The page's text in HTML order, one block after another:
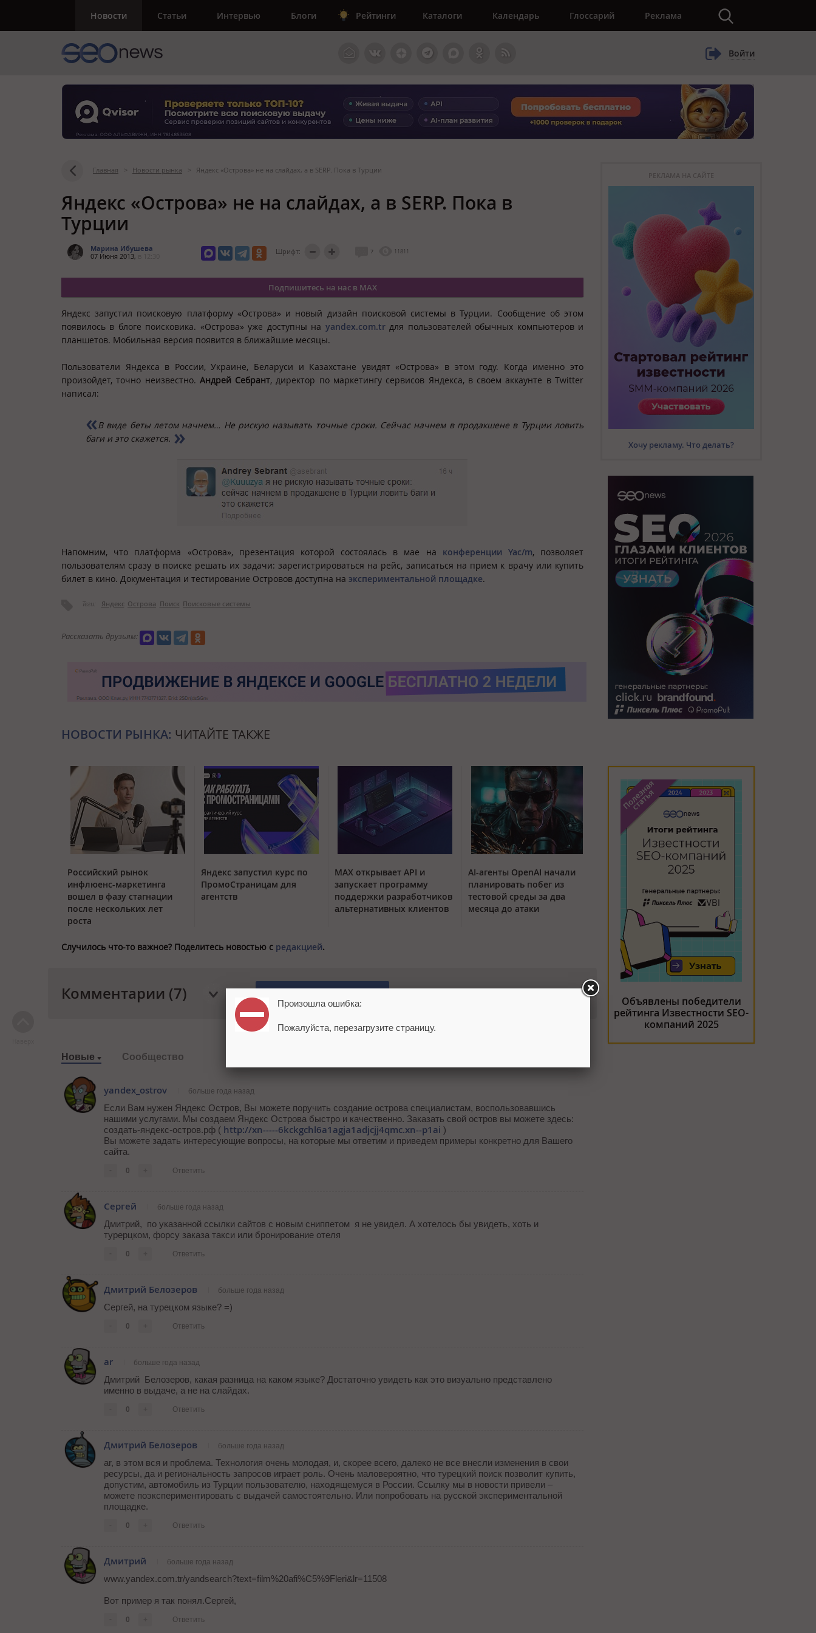
Новости Статьи Интервью Блоги Рейтинги Каталоги Календарь Глоссарий Реклама
Войти
Главная > Новости рынка > Яндекс «Острова» не на слайдах, а в SERP. Пока в Турции
Яндекс «Острова» не на слайдах, а в SERP. Пока в
Турции
Марина Ибушева
07 Июня 2013,
Шрифт: 7 11811
Подпишитесь на нас в MAX
Яндекс запустил поисковую платформу «Острова» и новый дизайн поисковой системы в Турции. Сообщение об этом
появилось в блоге поисковика. «Острова» уже доступны на yandex.com.trдля пользователей обычных компьютеров и
планшетов. Мобильная версия появится в ближайшие месяцы.
Пользователи Яндекса в России, Украине, Беларуси и Казахстане увидят «Острова» в этом году. Когда именно это
произойдет, точно неизвестно. Андрей Себрант, директор по маркетингу сервисов Яндекса, в своем аккаунте в Twitter
написал:
В виде беты летом начнем… Не рискую называть точные сроки. Сейчас начнем в продакшене в Турции ловить
баги и это скажется.
Напомним, что платформа «Острова», презентация которой состоялась в мае на конференции Yac/m, позволяет
пользователям сразу в поиске решать их задачи: зарегистрироваться на рейс, записаться на прием к врачу или купить
билет в кино. Документация и тестирование Островов доступна на экспериментальной площадке.
Теги: Яндекс Острова Поиск Поисковые системы
Рассказать друзьям:
НОВОСТИ РЫНКА: ЧИТАЙТЕ ТАКЖЕ
Российский рынок
инфлюенс-маркетинга
вошел в фазу стагнации
после нескольких лет
роста
Яндекс запустил курс по
ПромоСтраницам для
агентств
MAX открывает API и
запускает программу
поддержки разработчиков
альтернативных клиентов
AI-агенты OpenAI начали
планировать побег из
тестовой среды за два
месяца до атаки
Случилось что-то важное? Поделитесь новостью с редакцией.
Комментарии (7)
Новые Сообщество
yandex_ostrov больше года назад
Если Вам нужен Яндекс Остров, Вы можете поручить создание острова специалистам, воспользовавшись
нашими услугами. Мы создаем Яндекс Острова быстро и качественно. Заказать свой остров вы можете здесь:
создать-яндекс-остров.рф ( http://xn-----6kckgchl6a1agja1adjcjj4qmc.xn--p1ai )
Вы можете задать интересующие вопросы, на которые мы ответим и приведем примеры конкретно для Вашего
сайта.
0 Ответить
Сергей больше года назад
Дмитрий, по указанной ссылки сайтов с новым сниппетом я не увидел. А хотелось бы увидеть, хоть и
турерцком, форсу заказа такси или бронирование отеля
0 Ответить
Дмитрий Белозеров больше года назад
Сергей, на турецком языке? =)
0 Ответить
ar больше года назад
Дмитрий Белозеров, какая разница на каком языке? Достаточно увидеть как это визуально представлено
именно в выдаче, а не на слайдах.
0 Ответить
Дмитрий Белозеров больше года назад
ar, в этом вся и проблема. Технология очень молодая, и, скорее всего, далеко не все внесли изменения в свои
ресурсы, да и региональность запросов играет роль. Очень маловероятно, что турецкий поиск позволит купить,
допустим, автомобиль из Турции пользователю, находящемуся в России. Ссылку мы в новости привели –
можете поэкспериментировать с выдачей самостоятельно. Или попробовать на русской экспериментальной
площадке.
0 Ответить
Дмитрий больше года назад
www.yandex.com.tr/yandsearch?text=film%20afi%C5%9Fleri&lr=11508
Вот пример я так понял.Сергей,
0 Ответить
РЕКЛАМА НА САЙТЕ
Хочу рекламу. Что делать?
Объявлены победители
рейтинга Известности SEO-
компаний 2025
Произошла ошибка:
Пожалуйста, перезагрузите страницу.